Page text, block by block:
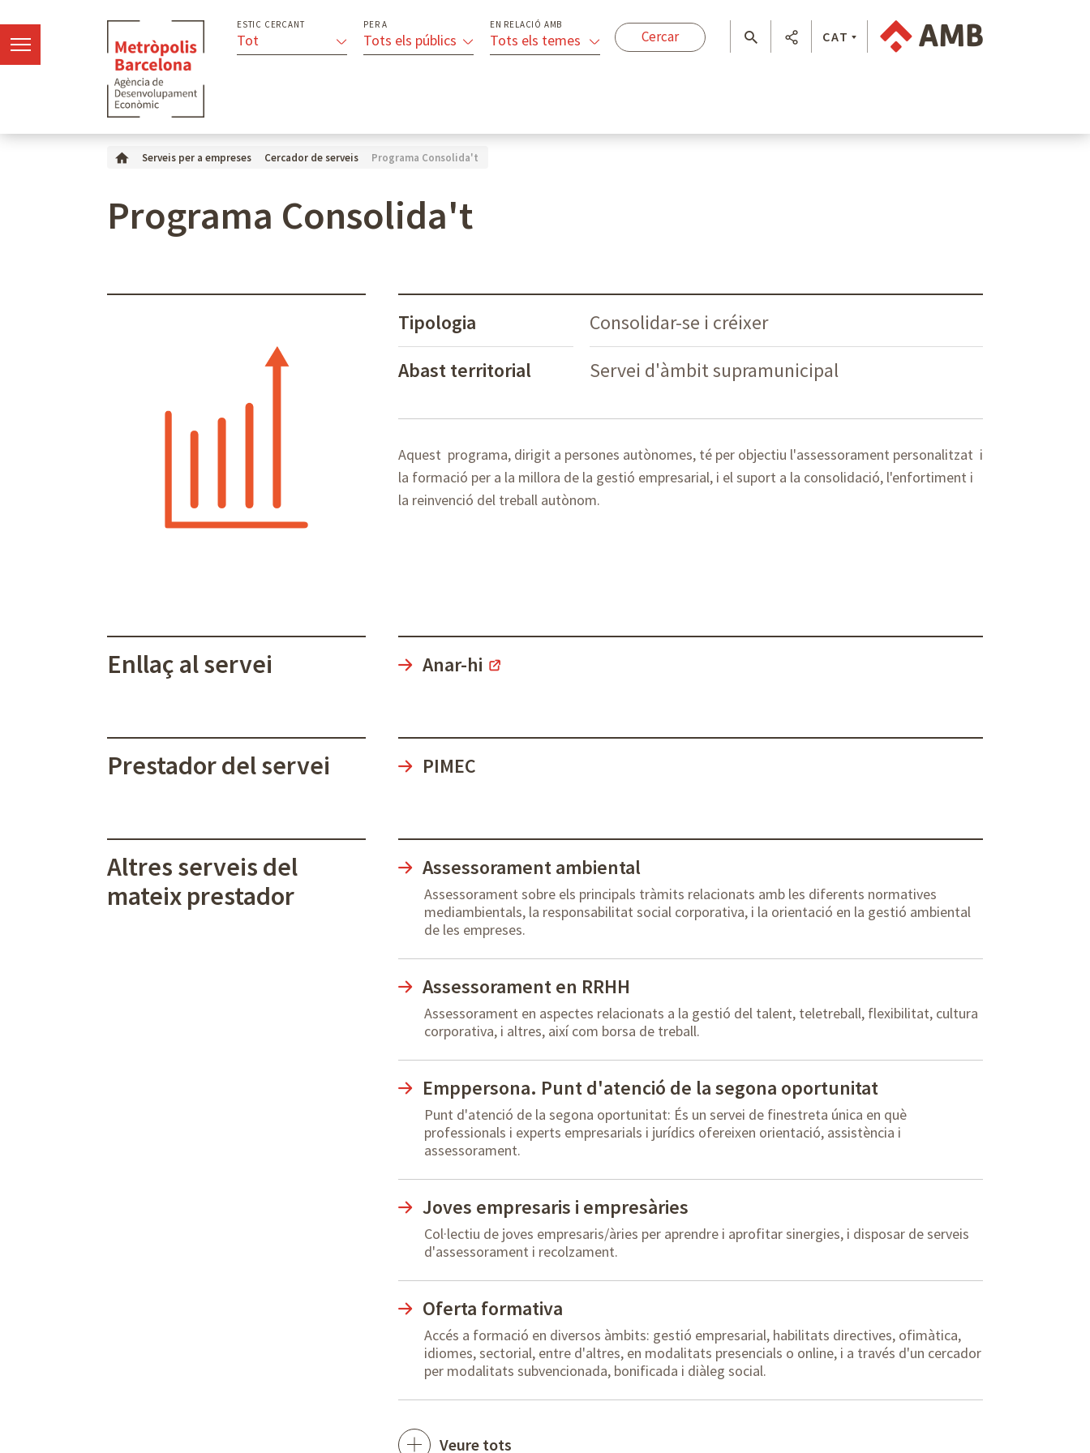
ESTIC CERCANT
Tot
PER A
Tots els públics
EN RELACIÓ AMB
Tots els temes CAT
Serveis per a empreses Cercador de serveis Programa Consolida't
Programa Consolida't
Tipologia
Consolidar-se i créixer
Abast territorial
Servei d'àmbit supramunicipal
Aquest programa, dirigit a persones autònomes, té per objectiu l'assessorament personalitzat i
la formació per a la millora de la gestió empresarial, i el suport a la consolidació, l'enfortiment i
la reinvenció del treball autònom.
Enllaç al servei Anar-hi
Prestador del servei PIMEC
Altres serveis del
mateix prestador
Assessorament ambiental
Assessorament sobre els principals tràmits relacionats amb les diferents normatives
mediambientals, la responsabilitat social corporativa, i la orientació en la gestió ambiental
de les empreses.
Assessorament en RRHH
Assessorament en aspectes relacionats a la gestió del talent, teletreball, flexibilitat, cultura
corporativa, i altres, així com borsa de treball.
Emppersona. Punt d'atenció de la segona oportunitat
Punt d'atenció de la segona oportunitat: És un servei de finestreta única en què
professionals i experts empresarials i jurídics ofereixen orientació, assistència i
assessorament.
Joves empresaris i empresàries
Col·lectiu de joves empresaris/àries per aprendre i aprofitar sinergies, i disposar de serveis
d'assessorament i recolzament.
Oferta formativa
Accés a formació en diversos àmbits: gestió empresarial, habilitats directives, ofimàtica,
idiomes, sectorial, entre d'altres, en modalitats presencials o online, i a través d'un cercador
per modalitats subvencionada, bonificada i diàleg social.
Veure tots